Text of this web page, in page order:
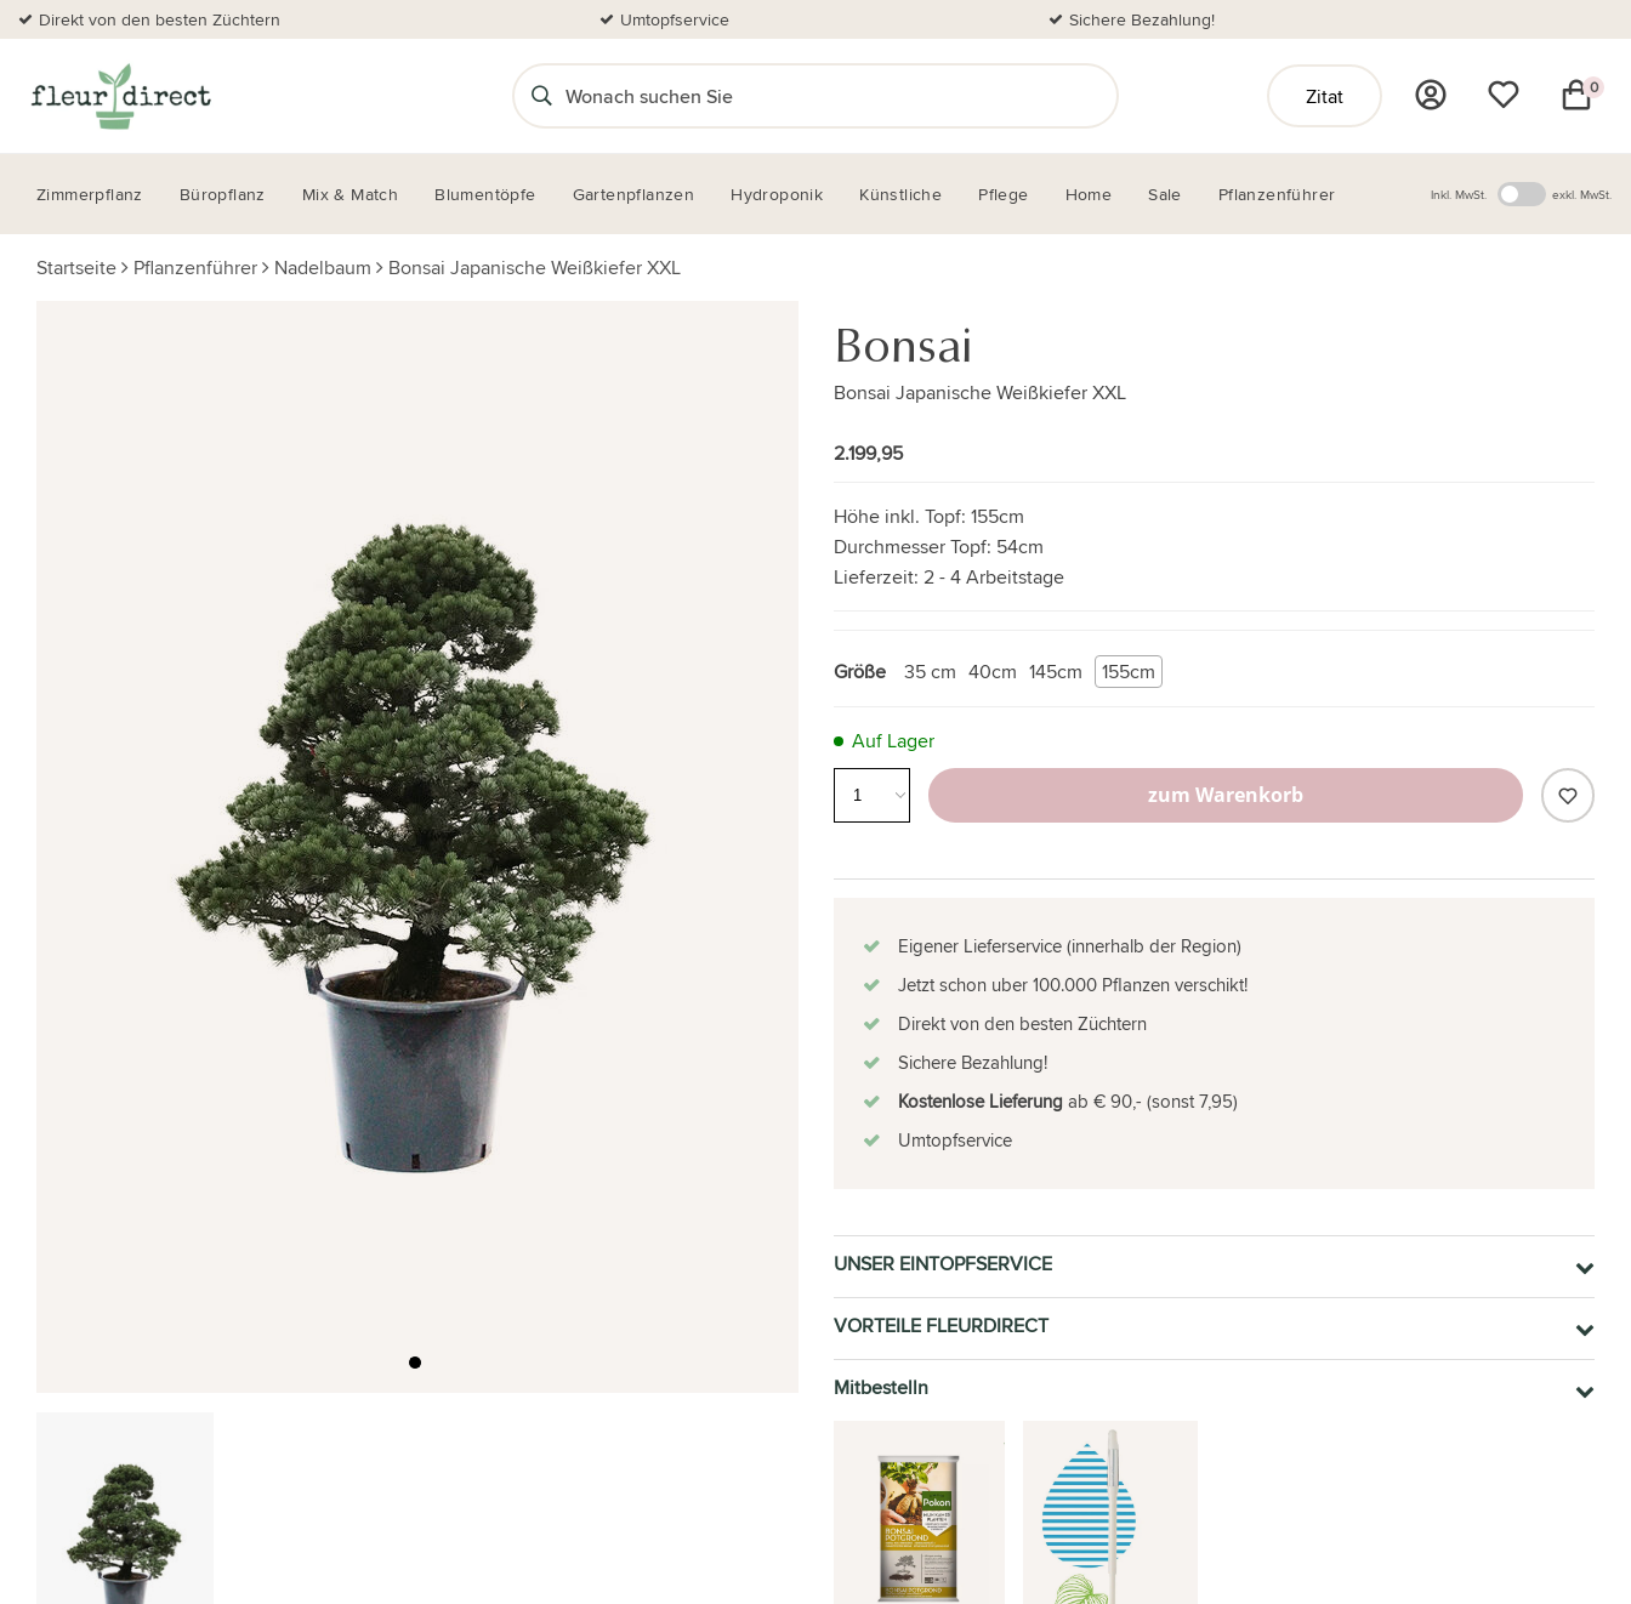
Direkt von den besten Züchtern Umtopfservice Sichere Bezahlung!
Zitat 0
Zimmerpflanz Büropflanz Mix & Match Blumentöpfe Gartenpflanzen Hydroponik Künstliche Pflege Home Sale Pflanzenführer Inkl. MwSt. exkl. MwSt.
Startseite Pflanzenführer Nadelbaum Bonsai Japanische Weißkiefer XXL
Bonsai
Bonsai Japanische Weißkiefer XXL
2.199,95
Höhe inkl. Topf: 155cm
Durchmesser Topf: 54cm
Lieferzeit: 2 - 4 Arbeitstage
Größe 35 cm 40cm 155cm
145cm
Auf Lager
zum Warenkorb
Eigener Lieferservice (innerhalb der Region)
Jetzt schon uber 100.000 Pflanzen verschikt!
Direkt von den besten Züchtern
Sichere Bezahlung!
Kostenlose Lieferung ab € 90,- (sonst 7,95)
Umtopfservice
UNSER EINTOPFSERVICE
VORTEILE FLEURDIRECT
Mitbestelln